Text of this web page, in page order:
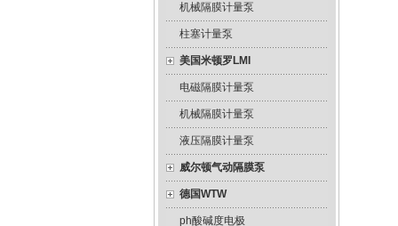
机械隔膜计量泵
柱塞计量泵
美国米顿罗LMI
电磁隔膜计量泵
机械隔膜计量泵
液压隔膜计量泵
威尔顿气动隔膜泵
德国WTW
ph酸碱度电极